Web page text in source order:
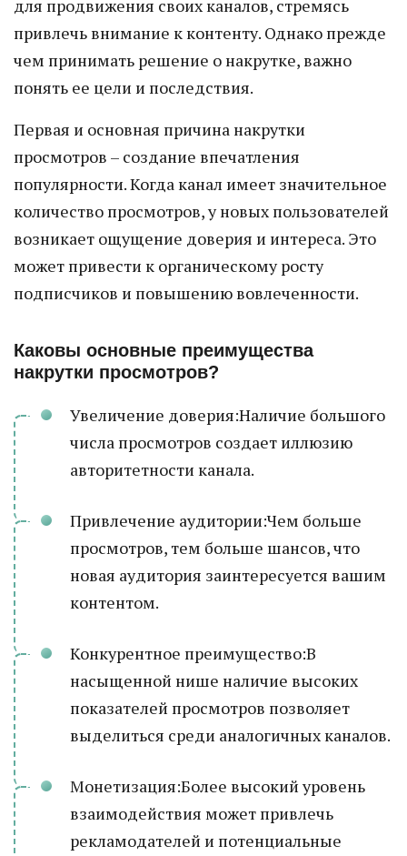
для продвижения своих каналов, стремясь
привлечь внимание к контенту. Однако прежде
чем принимать решение о накрутке, важно
понять ее цели и последствия.
Первая и основная причина накрутки
просмотров – создание впечатления
популярности. Когда канал имеет значительное
количество просмотров, у новых пользователей
возникает ощущение доверия и интереса. Это
может привести к органическому росту
подписчиков и повышению вовлеченности.
Каковы основные преимущества
накрутки просмотров?
Увеличение доверия:Наличие большого
числа просмотров создает иллюзию
авторитетности канала.
Привлечение аудитории:Чем больше
просмотров, тем больше шансов, что
новая аудитория заинтересуется вашим
контентом.
Конкурентное преимущество:В
насыщенной нише наличие высоких
показателей просмотров позволяет
выделиться среди аналогичных каналов.
Монетизация:Более высокий уровень
взаимодействия может привлечь
рекламодателей и потенциальные